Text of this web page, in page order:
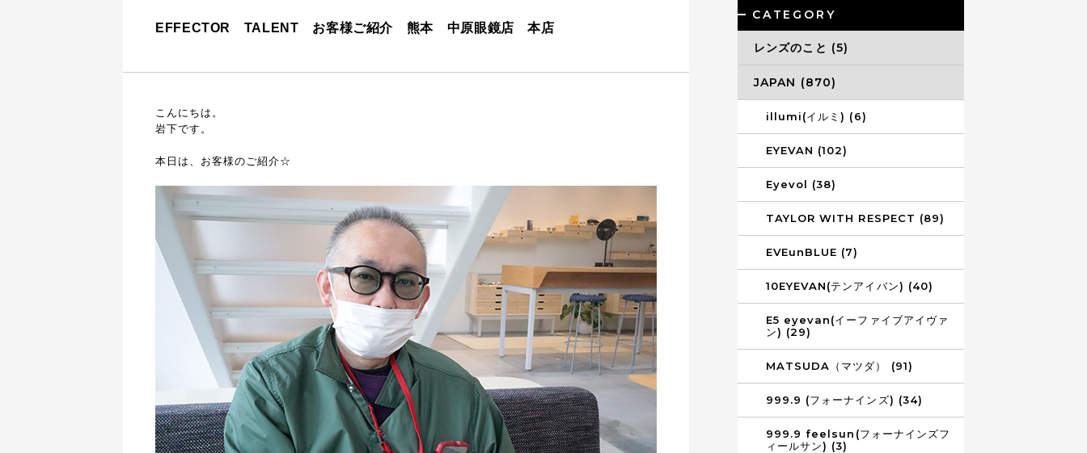
EFFECTOR TALENT お客様ご紹介 熊本 中原眼鏡店 本店
こんにちは。
岩下です。
本日は、お客様のご紹介☆
CATEGORY
レンズのこと (5)
JAPAN (870)
illumi(イルミ) (6)
EYEVAN (102)
Eyevol (38)
TAYLOR WITH RESPECT (89)
EVEunBLUE (7)
10EYEVAN(テンアイバン) (40)
E5 eyevan(イーファイブアイヴァ
ン) (29)
MATSUDA（マツダ） (91)
999.9 (フォーナインズ) (34)
999.9 feelsun(フォーナインズフ
ィールサン) (3)